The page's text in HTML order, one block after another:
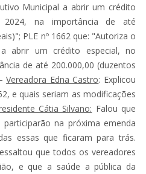
Municipal a abrir um crédito
2024, na importância de até
PLE nº 1662 que: "Autoriza o
abrir um crédito especial, no
de até 200.000,00 (duzentos
Vereadora Edna Castro: Explicou
e quais seriam as modificações
Cátia Silvano: Falou que
na próxima emenda
essas que ficaram para trás.
que todos os vereadores
e que a saúde a pública da